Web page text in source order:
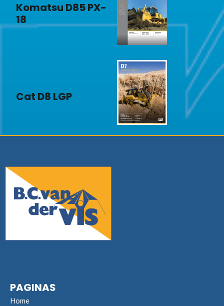
Komatsu D85 PX-
18
Cat D8 LGP
PAGINAS
Home